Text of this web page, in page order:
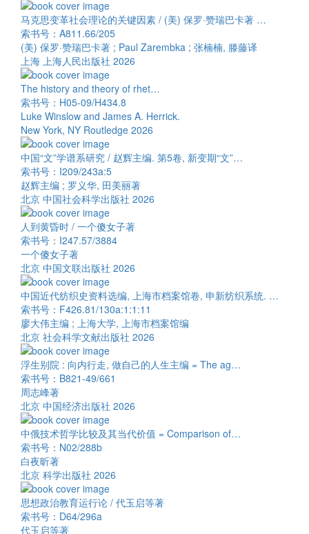
马克思变革社会理论的关键因素 / (美) 保罗·赞瑞巴卡著 …
索书号：A811.66/205
(美) 保罗·赞瑞巴卡著 ; Paul Zarembka ; 张楠楠, 滕藤译
上海 上海人民出版社 2026
The history and theory of rhet…
索书号：H05-09/H434.8
Luke Winslow and James A. Herrick.
New York, NY Routledge 2026
中国“文”学谱系研究 / 赵辉主编. 第5卷, 新变期“文”…
索书号：I209/243a:5
赵辉主编 ; 罗义华, 田美丽著
北京 中国社会科学出版社 2026
人到黄昏时 / 一个傻女子著
索书号：I247.57/3884
一个傻女子著
北京 中国文联出版社 2026
中国近代纺织史资料选编, 上海市档案馆卷, 申新纺织系统. …
索书号：F426.81/130a:1:1:11
廖大伟主编 ; 上海大学, 上海市档案馆编
北京 社会科学文献出版社 2026
浮生别院 : 向内行走, 做自己的人生主编 = The ag…
索书号：B821-49/661
周志峰著
北京 中国经济出版社 2026
中俄技术哲学比较及其当代价值 = Comparison of…
索书号：N02/288b
白夜昕著
北京 科学出版社 2026
思想政治教育运行论 / 代玉启等著
索书号：D64/296a
代玉启等著